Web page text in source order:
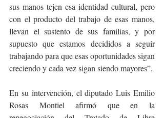
sus manos tejen esa identidad cultural, pero
con el producto del trabajo de esas manos,
llevan el sustento de sus familias, y por
supuesto que estamos decididos a seguir
trabajando para que esas oportunidades sigan
creciendo y cada vez sigan siendo mayores”.
En su intervención, el diputado Luis Emilio
Rosas Montiel afirmó que en la